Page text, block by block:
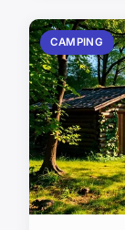
CAMPING